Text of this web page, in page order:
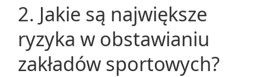
2. Jakie są największe
ryzyka w obstawianiu
zakładów sportowych?